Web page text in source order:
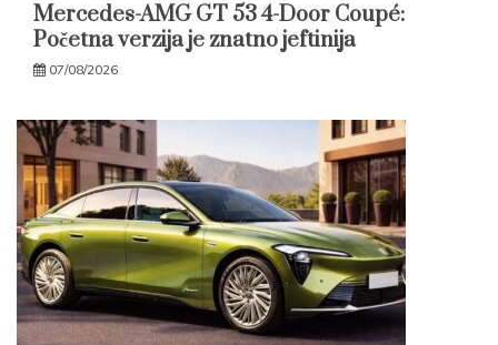
Mercedes-AMG GT 53 4-Door Coupé:
Početna verzija je znatno jeftinija
07/08/2026